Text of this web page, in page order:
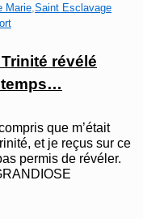
Marie Saint Esclavage
révélé
temps…
que m’était
et je reçus sur ce
permis de révéler.